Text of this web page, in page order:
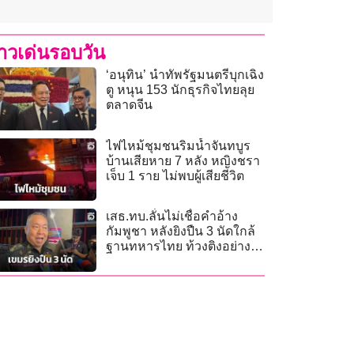
วเด่นรอบวัน
‘อนุทิน’ นำทัพรัฐมนตรีบุกเฉิง
ตู หนุน 153 นักธุรกิจไทยลุย
ตลาดจีน
ไฟไหม้ชุมชนริมน้ำจันทบูร
บ้านเสียหาย 7 หลัง หญิงชรา
เจ็บ 1 ราย ไม่พบผู้เสียชีวิต
เสธ.ทบ.ลั่นไม่เชื่อคำอ้าง
กัมพูชา หลังยิงปืน 3 นัดใกล้
ฐานทหารไทย ท้วงติงอย่าง